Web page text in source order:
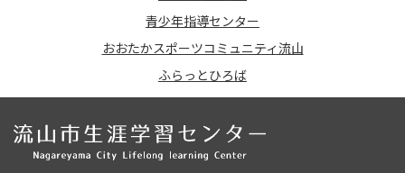
青少年指導センター
おおたかスポーツコミュニティ流山
ふらっとひろば